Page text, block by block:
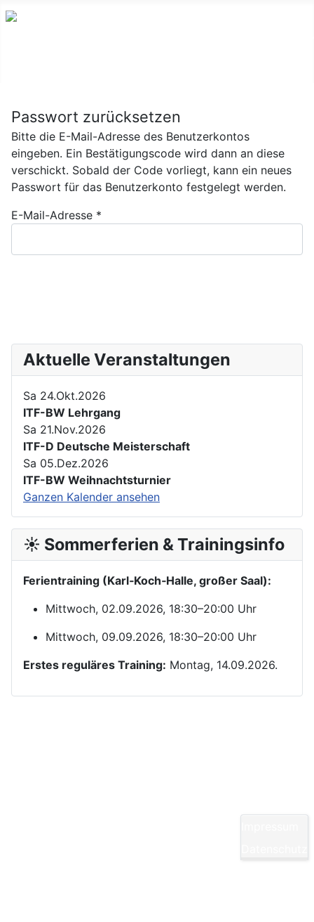
Passwort zurücksetzen
Bitte die E-Mail-Adresse des Benutzerkontos
eingeben. Ein Bestätigungscode wird dann an diese
verschickt. Sobald der Code vorliegt, kann ein neues
Passwort für das Benutzerkonto festgelegt werden.
E-Mail-Adresse *
Aktuelle Veranstaltungen
Sa 24.Okt.2026
ITF-BW Lehrgang
Sa 21.Nov.2026
ITF-D Deutsche Meisterschaft
Sa 05.Dez.2026
ITF-BW Weihnachtsturnier
Ganzen Kalender ansehen
☀️ Sommerferien & Trainingsinfo
Ferientraining (Karl‑Koch‑Halle, großer Saal):
Mittwoch, 02.09.2026, 18:30–20:00 Uhr
Mittwoch, 09.09.2026, 18:30–20:00 Uhr
Erstes reguläres Training: Montag, 14.09.2026.